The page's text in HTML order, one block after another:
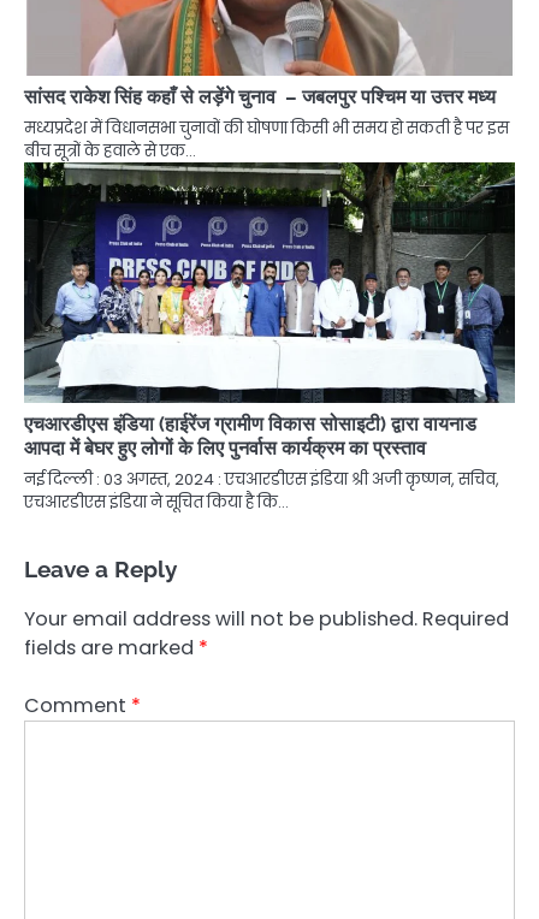
सांसद राकेश सिंह कहाँ से लड़ेंगे चुनाव – जबलपुर पश्चिम या उत्तर मध्य
मध्यप्रदेश में विधानसभा चुनावों की घोषणा किसी भी समय हो सकती है पर इस
बीच सूत्रों के हवाले से एक…
एचआरडीएस इंडिया (हाईरेंज ग्रामीण विकास सोसाइटी) द्वारा वायनाड
आपदा में बेघर हुए लोगों के लिए पुनर्वास कार्यक्रम का प्रस्ताव
नई दिल्ली : 03 अगस्त, 2024 : एचआरडीएस इंडिया श्री अजी कृष्णन, सचिव,
एचआरडीएस इंडिया ने सूचित किया है कि…
Leave a Reply
Your email address will not be published. Required
fields are marked *
Comment *